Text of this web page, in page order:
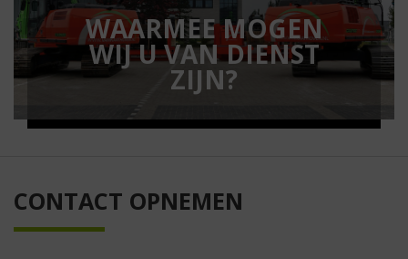
WAARMEE MOGEN
WIJ U VAN DIENST
ZIJN?
CONTACT OPNEMEN